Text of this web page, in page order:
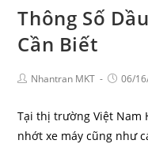
Thông Số
Cần Biết
Nhantran MKT 06/
Tại thị trường Việt Nam
nhớt xe máy cũng như